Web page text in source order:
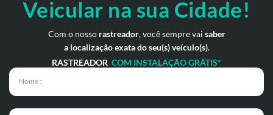
Veicular na sua Cidade!
Com o nosso rastreador, você sempre vai saber
a localização exata do seu(s) veículo(s).
RASTREADOR COM INSTALAÇÃO GRÁTIS*